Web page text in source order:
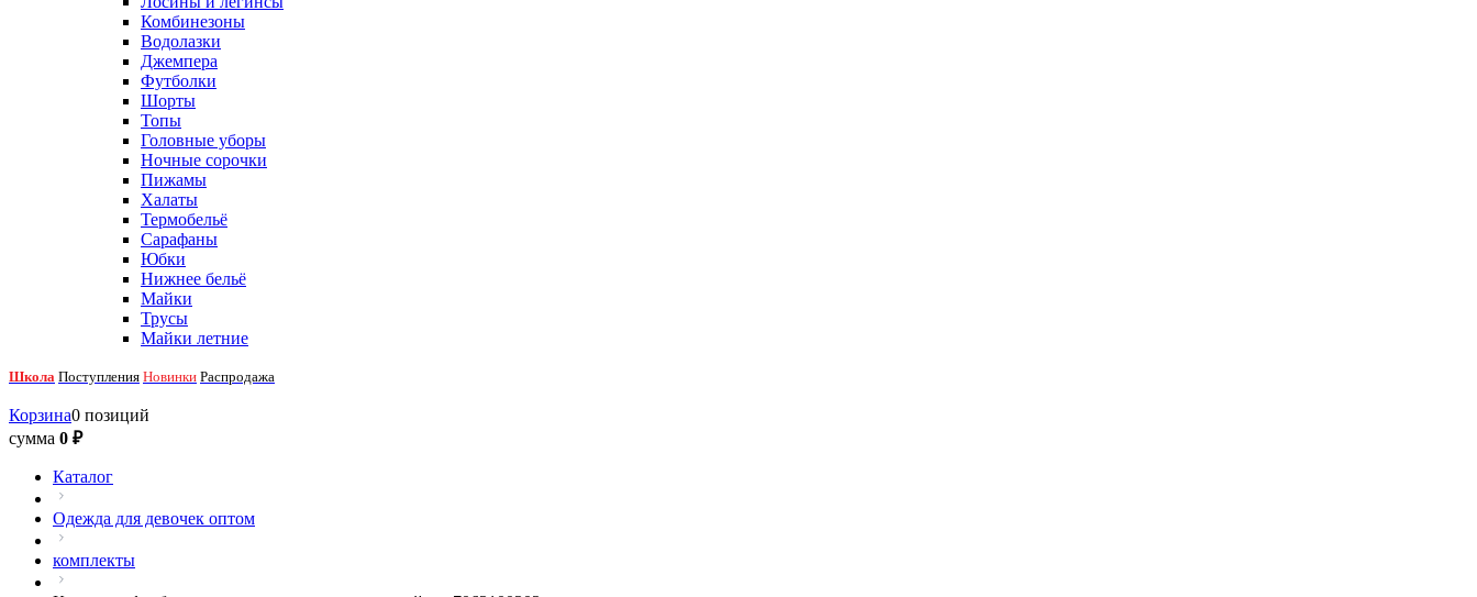
Комбинезоны
Водолазки
Джемпера
Футболки
Шорты
Топы
Головные уборы
Ночные сорочки
Пижамы
Халаты
Термобельё
Сарафаны
Юбки
Нижнее бельё
Майки
Трусы
Майки летние
Школа Поступления Новинки Распродажа
Корзина0 позиций
сумма 0 ₽
Каталог
Одежда для девочек оптом
комплекты